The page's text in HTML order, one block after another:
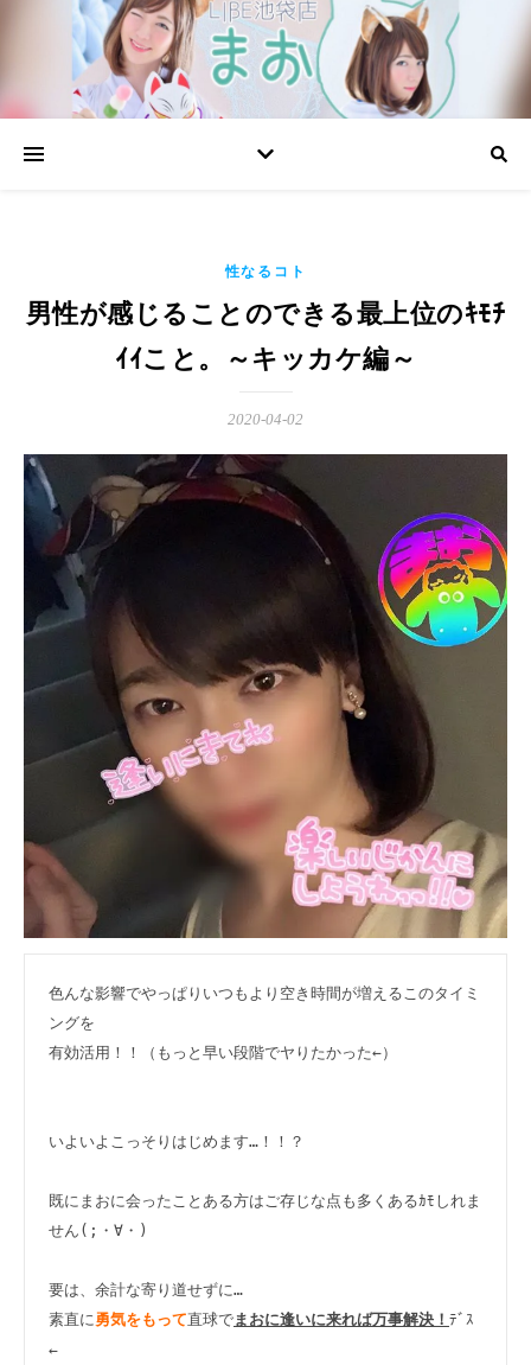
性なるコト
男性が感じることのできる最上位のｷﾓﾁ
ｲｲこと。～キッカケ編～
2020-04-02
色んな影響でやっぱりいつもより空き時間が増えるこのタイミ
ングを
有効活用！！（もっと早い段階でヤりたかった←）
いよいよこっそりはじめます…！！？
既にまおに会ったことある方はご存じな点も多くあるｶﾓしれま
せん(;・∀・)
要は、余計な寄り道せずに…
素直に 勇気をもって直球で まおに逢いに来れば万事解決！ ﾃﾞｽ
←